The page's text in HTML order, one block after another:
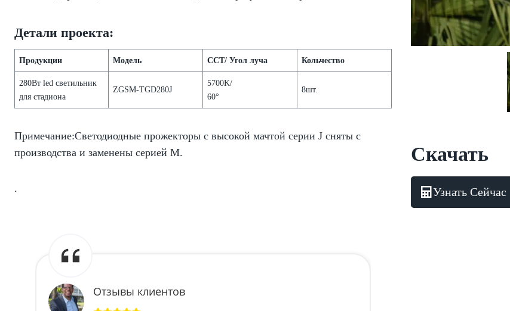
Детали проекта:
Продукции Mодель CCT/ Угол луча Кольчество
280Вт led светильник
для стадиона
ZGSM-TGD280J
5700K/
60°
8шт.
Примечание:Светодиодные прожекторы с высокой мачтой серии J сняты с
производства и заменены серией M.
.
Отзывы клиентов
Скачать
Узнать Сейчас